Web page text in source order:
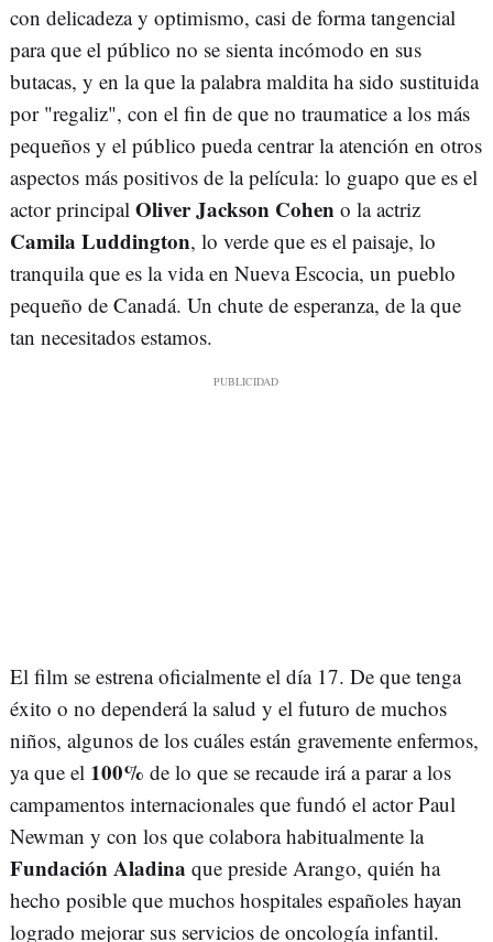
con delicadeza y optimismo, casi de forma tangencial
para que el público no se sienta incómodo en sus
butacas, y en la que la palabra maldita ha sido sustituida
por "regaliz", con el fin de que no traumatice a los más
pequeños y el público pueda centrar la atención en otros
aspectos más positivos de la película: lo guapo que es el
actor principal Oliver Jackson Cohen o la actriz
Camila Luddington, lo verde que es el paisaje, lo
tranquila que es la vida en Nueva Escocia, un pueblo
pequeño de Canadá. Un chute de esperanza, de la que
tan necesitados estamos.
El film se estrena oficialmente el día 17. De que tenga
éxito o no dependerá la salud y el futuro de muchos
niños, algunos de los cuáles están gravemente enfermos,
ya que el 100% de lo que se recaude irá a parar a los
campamentos internacionales que fundó el actor Paul
Newman y con los que colabora habitualmente la
Fundación Aladina que preside Arango, quién ha
hecho posible que muchos hospitales españoles hayan
logrado mejorar sus servicios de oncología infantil.